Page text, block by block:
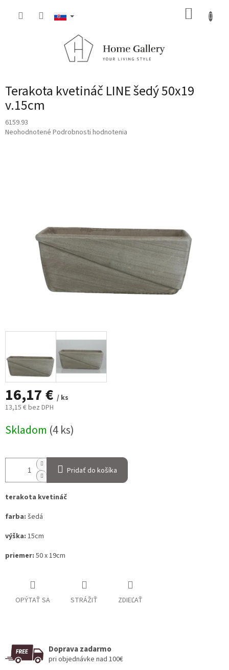
Terakota kvetináč LINE šedý 50x19
v.15cm
6159.93
Priemerné
Neohodnotené Podrobnosti hodnotenia
16,17 € / ks
13,15 € bez DPH
cena:
Skladom (4 ks)
Pridať do košíka
terakota kvetináč
farba: šedá
výška: 15cm
priemer: 50 x 19cm
OPÝTAŤ SA STRÁŽIŤ ZDIEĽAŤ
Doprava zadarmo
pri objednávke nad 100€